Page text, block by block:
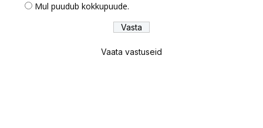
Mul puudub kokkupuude.
Vaata vastuseid